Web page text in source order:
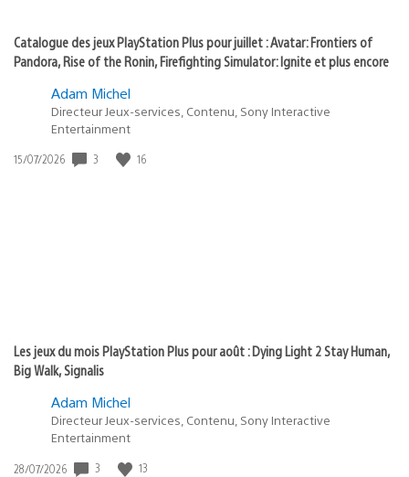
Catalogue des jeux PlayStation Plus pour juillet : Avatar: Frontiers of
Pandora, Rise of the Ronin, Firefighting Simulator: Ignite et plus encore
Adam Michel
Directeur Jeux-services, Contenu, Sony Interactive
Entertainment
Date
15/07/2026 3 16
Les jeux du mois PlayStation Plus pour août : Dying Light 2 Stay Human,
Big Walk, Signalis
Adam Michel
Directeur Jeux-services, Contenu, Sony Interactive
Entertainment
Date
28/07/2026 3 13